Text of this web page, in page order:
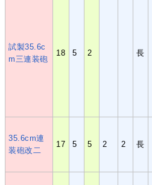
試製35.6c
m三連装砲
18 5 2 長
35.6cm連
装砲改二
17 5 5 2 2 長